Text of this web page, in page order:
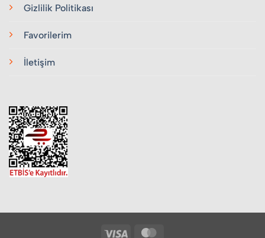
Gizlilik Politikası
Favorilerim
İletişim
Visa